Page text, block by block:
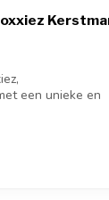
een unieke en